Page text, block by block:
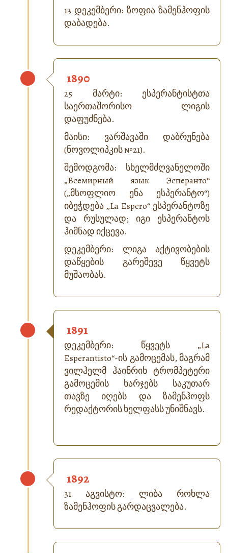
13 დეკემბერი: ზოფია ზამენჰოფის
დაბადება.
1890
25 მარტი: ესპერანტისტთა
საერთაშორისო ლიგის
დაფუძნება.
მაისი: ვარშავაში დაბრუნება
(ნოვოლიპკის №21).
შემოდგომა: სხელმძღვანელოში
„Всемирный язык Эсперанто“
(„მსოფლიო ენა ესპერანტო“)
იბეჭდება „La Espero“ ესპერანტოზე
და რუსულად; იგი ესპერანტოს
ჰიმნად იქცევა.
დეკემბერი: ლიგა აქტივობების
დაწყების გარეშევე წყვეტს
მუშაობას.
1891
დეკემბერი: წყვეტს „La
Esperantisto“-ის გამოცემას, მაგრამ
ვილჰელმ ჰაინრიხ ტრომპეტერი
გამოცემის ხარჯებს საკუთარ
თავზე იღებს და ზამენჰოფს
რედაქტორის ხელფასს უნიშნავს.
1892
31 აგვისტო: ლიბა როხლა
ზამენჰოფის გარდაცვალება.